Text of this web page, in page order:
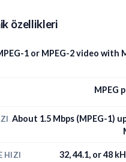
özellikleri
1 or MPEG-2 video with
MPEG
About 1.5 Mbps (MPEG-1)
HIZI 32, 44.1, or 48